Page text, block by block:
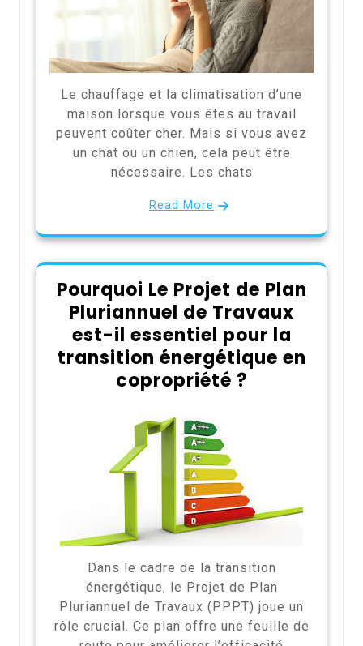
Le chauffage et la climatisation d’une
maison lorsque vous êtes au travail
peuvent coûter cher. Mais si vous avez
un chat ou un chien, cela peut être
nécessaire. Les chats
Read More
Pourquoi Le Projet de Plan
Pluriannuel de Travaux
est-il essentiel pour la
transition énergétique en
copropriété ?
Dans le cadre de la transition
énergétique, le Projet de Plan
Pluriannuel de Travaux (PPPT) joue un
rôle crucial. Ce plan offre une feuille de